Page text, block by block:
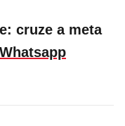
cruze a meta
Whatsapp